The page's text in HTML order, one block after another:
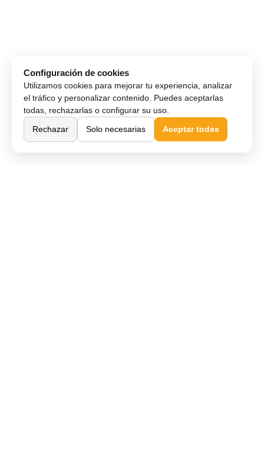
Configuración de cookies
Utilizamos cookies para mejorar tu experiencia, analizar
el tráfico y personalizar contenido. Puedes aceptarlas
todas, rechazarlas o configurar su uso.
Rechazar
Solo necesarias Aceptar todas